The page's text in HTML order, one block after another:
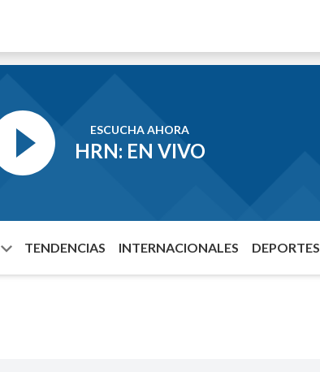
ESCUCHA AHORA
HRN: EN VIVO
TENDENCIAS INTERNACIONALES DEPORTES